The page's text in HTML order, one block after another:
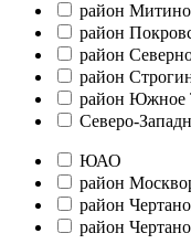
район Митино
район
район
район
район Южное
Северо-
ЮАО
район
район
район